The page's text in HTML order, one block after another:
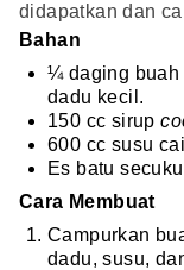
didapatkan dan
Bahan
¼ daging buah
dadu kecil.
150 cc sirup
600 cc susu
Es batu
Cara Membuat
Campurkan
dadu, susu,